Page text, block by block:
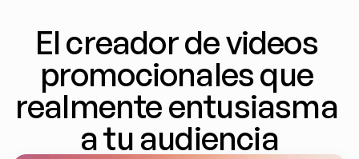
El creador de videos
promocionales que
realmente entusiasma
a tu audiencia